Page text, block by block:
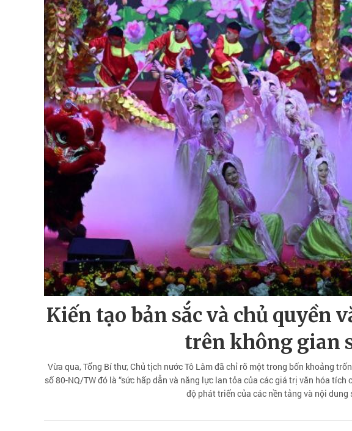
Kiến tạo bản sắc và chủ quyền
trên không gian
Vừa qua, Tổng Bí thư, Chủ tịch nước Tô Lâm đã chỉ rõ một trong bốn khoảng
số 80-NQ/TW đó là “sức hấp dẫn và năng lực lan tỏa của các giá trị văn hóa
độ phát triển của các nền tảng và nội dung